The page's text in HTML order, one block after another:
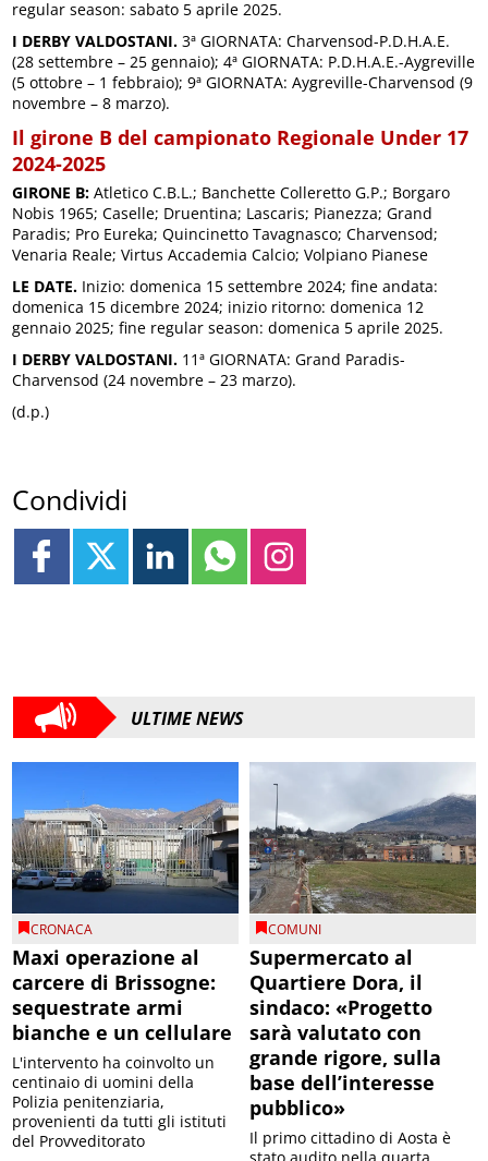
regular season: sabato 5 aprile 2025.
I DERBY VALDOSTANI. 3ª GIORNATA: Charvensod-P.D.H.A.E.
(28 settembre – 25 gennaio); 4ª GIORNATA: P.D.H.A.E.-Aygreville
(5 ottobre – 1 febbraio); 9ª GIORNATA: Aygreville-Charvensod (9
novembre – 8 marzo).
Il girone B del campionato Regionale Under 17
2024-2025
GIRONE B: Atletico C.B.L.; Banchette Colleretto G.P.; Borgaro
Nobis 1965; Caselle; Druentina; Lascaris; Pianezza; Grand
Paradis; Pro Eureka; Quincinetto Tavagnasco; Charvensod;
Venaria Reale; Virtus Accademia Calcio; Volpiano Pianese
LE DATE. Inizio: domenica 15 settembre 2024; fine andata:
domenica 15 dicembre 2024; inizio ritorno: domenica 12
gennaio 2025; fine regular season: domenica 5 aprile 2025.
I DERBY VALDOSTANI. 11ª GIORNATA: Grand Paradis-
Charvensod (24 novembre – 23 marzo).
(d.p.)
Condividi
ULTIME NEWS
CRONACA
Maxi operazione al
carcere di Brissogne:
sequestrate armi
bianche e un cellulare
L'intervento ha coinvolto un
centinaio di uomini della
Polizia penitenziaria,
provenienti da tutti gli istituti
del Provveditorato
COMUNI
Supermercato al
Quartiere Dora, il
sindaco: «Progetto
sarà valutato con
grande rigore, sulla
base dell’interesse
pubblico»
Il primo cittadino di Aosta è
stato audito nella quarta